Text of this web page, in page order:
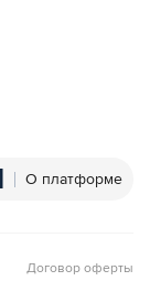
О платформе
Договор оферты